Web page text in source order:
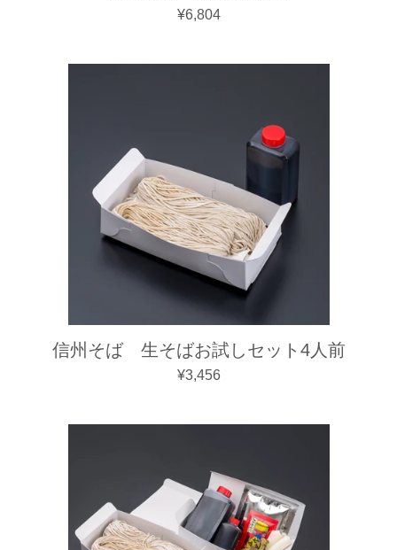
通常価格
¥6,804
信州そば 生そばお試しセット4人前
通常価格
¥3,456